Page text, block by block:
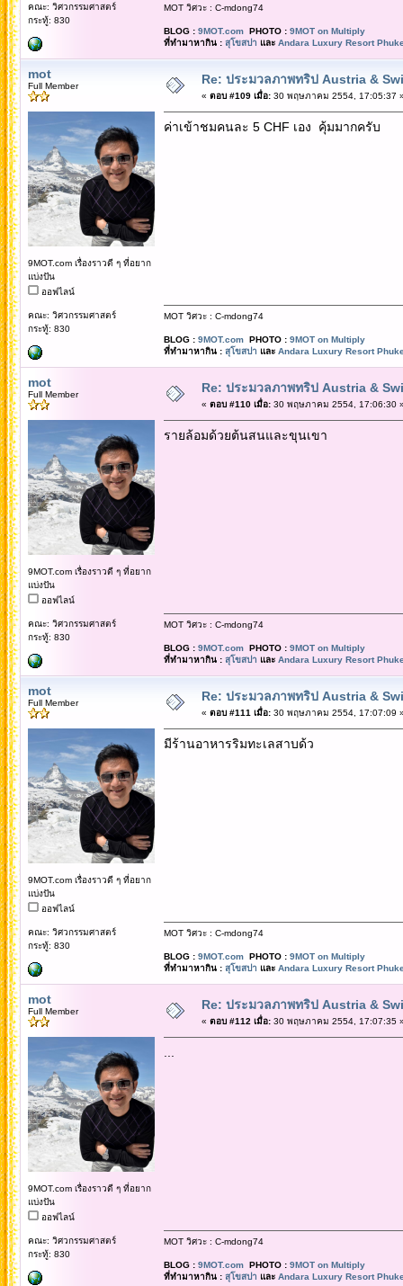
คณะ: วิศวกรรมศาสตร์
กระทู้: 830
MOT วิศวะ : C-mdong74
BLOG : 9MOT.comPHOTO : 9MOT on Multiply
ที่ทำมาหากิน : สุโขสปา และ Andara Luxury Resort
mot
Full Member
9MOT.com เรื่องราวดี ๆ ที่อยาก
แบ่งปัน
ออฟไลน์
คณะ: วิศวกรรมศาสตร์
กระทู้: 830
Re: ประมวลภาพทริป Austria &
« ตอบ #109 เมื่อ:30 พฤษภาคม 2554, 17:05:37
ค่าเข้าชมคนละ 5 CHF เอง คุ้มมากครับ
MOT วิศวะ : C-mdong74
BLOG : 9MOT.comPHOTO : 9MOT on Multiply
ที่ทำมาหากิน : สุโขสปา และ Andara Luxury Resort
mot
Full Member
9MOT.com เรื่องราวดี ๆ ที่อยาก
แบ่งปัน
ออฟไลน์
คณะ: วิศวกรรมศาสตร์
กระทู้: 830
Re: ประมวลภาพทริป Austria &
« ตอบ #110 เมื่อ:30 พฤษภาคม 2554, 17:06:30
รายล้อมด้วยต้นสนและขุนเขา
MOT วิศวะ : C-mdong74
BLOG : 9MOT.comPHOTO : 9MOT on Multiply
ที่ทำมาหากิน : สุโขสปา และ Andara Luxury Resort
mot
Full Member
9MOT.com เรื่องราวดี ๆ ที่อยาก
แบ่งปัน
ออฟไลน์
คณะ: วิศวกรรมศาสตร์
กระทู้: 830
Re: ประมวลภาพทริป Austria &
« ตอบ #111 เมื่อ:30 พฤษภาคม 2554, 17:07:09
มีร้านอาหารริมทะเลสาบด้ว
MOT วิศวะ : C-mdong74
BLOG : 9MOT.comPHOTO : 9MOT on Multiply
ที่ทำมาหากิน : สุโขสปา และ Andara Luxury Resort
mot
Full Member
9MOT.com เรื่องราวดี ๆ ที่อยาก
แบ่งปัน
ออฟไลน์
คณะ: วิศวกรรมศาสตร์
กระทู้: 830
Re: ประมวลภาพทริป Austria &
« ตอบ #112 เมื่อ:30 พฤษภาคม 2554, 17:07:35
MOT วิศวะ : C-mdong74
BLOG : 9MOT.comPHOTO : 9MOT on Multiply
ที่ทำมาหากิน : สุโขสปา และ Andara Luxury Resort